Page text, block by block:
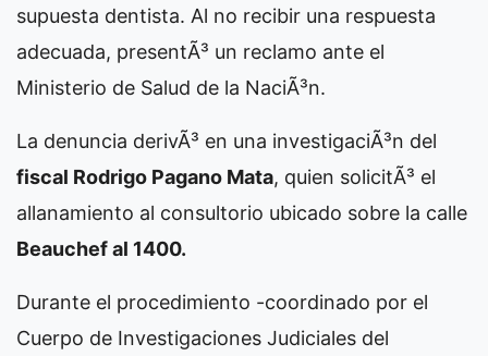
supuesta dentista. Al no recibir una respuesta
adecuada, presentÃ³ un reclamo ante el
Ministerio de Salud de la NaciÃ³n.
La denuncia derivÃ³ en una investigaciÃ³n del
fiscal Rodrigo Pagano Mata, quien solicitÃ³ el
allanamiento al consultorio ubicado sobre la calle
Beauchef al 1400.
Durante el procedimiento -coordinado por el
Cuerpo de Investigaciones Judiciales del